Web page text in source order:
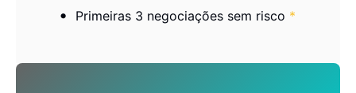
Primeiras 3 negociações sem risco *